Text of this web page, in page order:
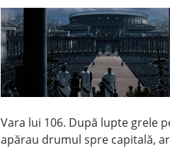
Vara lui 106. După lupte grele
apărau drumul spre capitală,